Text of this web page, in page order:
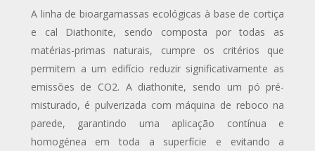
A linha de bioargamassas ecológicas à base de cortiça
e cal Diathonite, sendo composta por todas as
matérias-primas naturais, cumpre os critérios que
permitem a um edifício reduzir significativamente as
emissões de CO2. A diathonite, sendo um pó pré-
misturado, é pulverizada com máquina de reboco na
parede, garantindo uma aplicação contínua e
homogénea em toda a superfície e evitando a